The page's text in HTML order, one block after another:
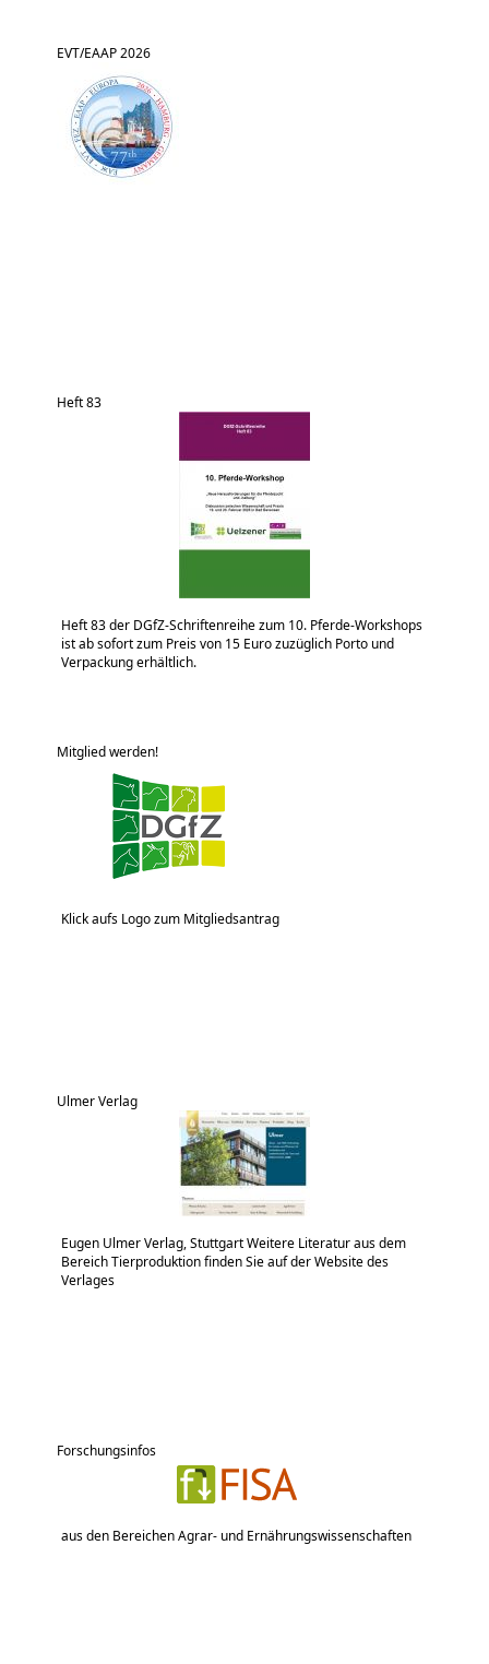
EVT/EAAP 2026
Heft 83
Heft 83 der DGfZ-Schriftenreihe zum 10. Pferde-Workshops
ist ab sofort zum Preis von 15 Euro zuzüglich Porto und
Verpackung erhältlich.
Mitglied werden!
Klick aufs Logo zum Mitgliedsantrag
Ulmer Verlag
Eugen Ulmer Verlag, Stuttgart Weitere Literatur aus dem
Bereich Tierproduktion finden Sie auf der Website des
Verlages
Forschungsinfos
aus den Bereichen Agrar- und Ernährungswissenschaften